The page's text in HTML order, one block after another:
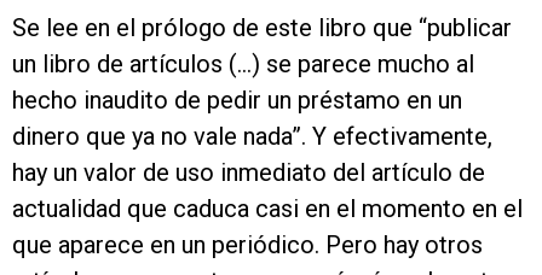
Se lee en el prólogo de este libro que “publicar
un libro de artículos (…) se parece mucho al
hecho inaudito de pedir un préstamo en un
dinero que ya no vale nada”. Y efectivamente,
hay un valor de uso inmediato del artículo de
actualidad que caduca casi en el momento en el
que aparece en un periódico. Pero hay otros